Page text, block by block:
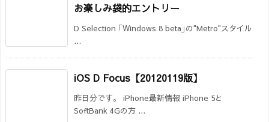
お楽しみ袋的エントリー
D Selection ｢Windows 8 beta｣の"Metro"スタイル
...
iOS D Focus【20120119版】
昨日分です。 iPhone最新情報 iPhone 5と
SoftBank 4Gの方 ...